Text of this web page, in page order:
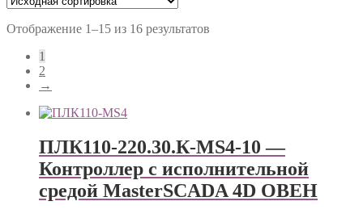
Отображение 1–15 из 16 результатов
1
2
→
ПЛК110-220.30.К-МS4-10 —
Контроллер c исполнительной
средой MasterSCADA 4D ОВЕН